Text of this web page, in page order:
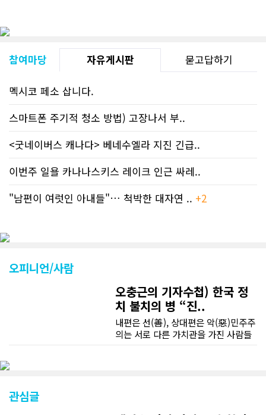
참여마당 자유게시판 묻고답하기
멕시코 페소 삽니다.
스마트폰 주기적 청소 방법) 고장나서 부..
<굿네이버스 캐나다> 베네수엘라 지진 긴급..
이번주 일욜 카나나스키스 레이크 인근 싸레..
"남편이 여럿인 아내들"… 척박한 대자연 .. +2
오피니언/사람
오충근의 기자수첩) 한국 정
치 불치의 병 “진..
내편은 선(善), 상대편은 악(惡)민주주
의는 서로 다른 가치관을 가진 사람들
관심글